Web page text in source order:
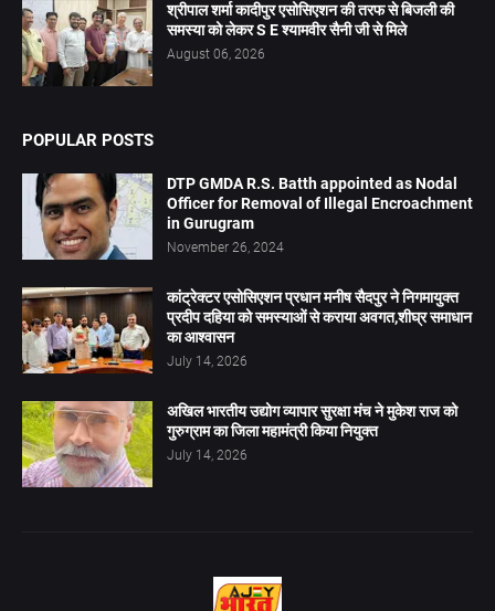
श्रीपाल शर्मा कादीपुर एसोसिएशन की तरफ से बिजली की
समस्या को लेकर S E श्यामवीर सैनी जी से मिले
August 06, 2026
POPULAR POSTS
DTP GMDA R.S. Batth appointed as Nodal
Officer for Removal of Illegal Encroachment
in Gurugram
November 26, 2024
कांट्रेक्टर एसोसिएशन प्रधान मनीष सैदपुर ने निगमायुक्त
प्रदीप दहिया को समस्याओं से कराया अवगत,शीघ्र समाधान
का आश्वासन
July 14, 2026
अखिल भारतीय उद्योग व्यापार सुरक्षा मंच ने मुकेश राज को
गुरुग्राम का जिला महामंत्री किया नियुक्त
July 14, 2026